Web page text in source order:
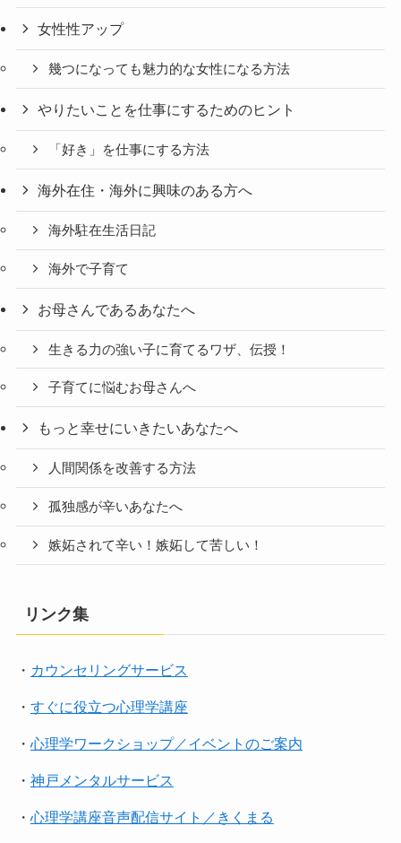
女性性アップ
幾つになっても魅力的な女性になる方法
やりたいことを仕事にするためのヒント
「好き」を仕事にする方法
海外在住・海外に興味のある方へ
海外駐在生活日記
海外で子育て
お母さんであるあなたへ
生きる力の強い子に育てるワザ、伝授！
子育てに悩むお母さんへ
もっと幸せにいきたいあなたへ
人間関係を改善する方法
孤独感が辛いあなたへ
嫉妬されて辛い！嫉妬して苦しい！
リンク集
・ カウンセリングサービス
・ すぐに役立つ心理学講座
・ 心理学ワークショップ／イベントのご案内
・ 神戸メンタルサービス
・ 心理学講座音声配信サイト／きくまる